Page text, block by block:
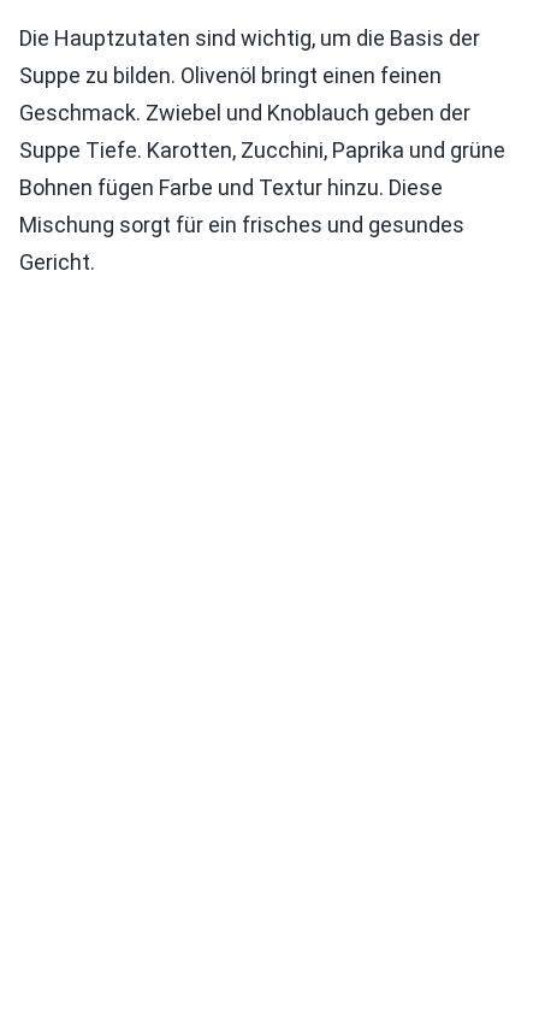
Die Hauptzutaten sind wichtig, um die Basis der
Suppe zu bilden. Olivenöl bringt einen feinen
Geschmack. Zwiebel und Knoblauch geben der
Suppe Tiefe. Karotten, Zucchini, Paprika und grüne
Bohnen fügen Farbe und Textur hinzu. Diese
Mischung sorgt für ein frisches und gesundes
Gericht.